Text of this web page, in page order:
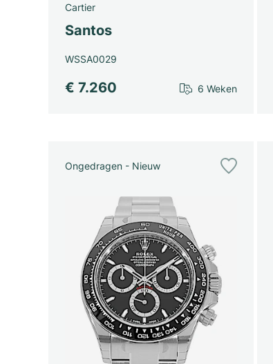
Cartier
Santos
WSSA0029
€ 7.260 6 Weken
Ongedragen - Nieuw